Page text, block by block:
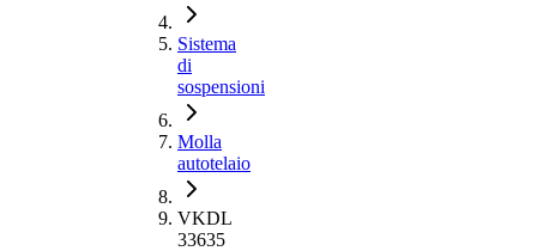
Sistema
di
sospensioni
Molla
autotelaio
VKDL
33635